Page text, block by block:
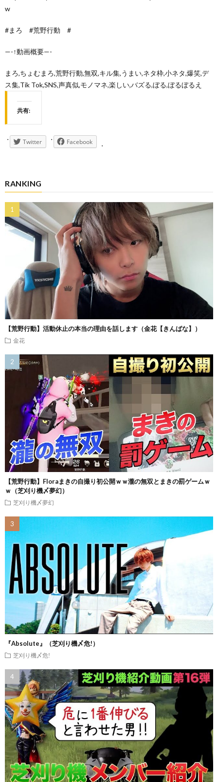
w
#まろ #荒野行動 #
—-↑動画概要—-
まろ,ちょむまろ,荒野行動,無双,キル集,うまい,ネタ枠,小ネタ,爆笑,デ
ス集,Tik Tok,SNS,声真似,モノマネ,楽しい,バズる,ぼる,ぼるぼるえ
共有:
Twitter Facebook
RANKING
【荒野行動】活動休止の本当の理由を話します（金花【きんばな】）
金花
【荒野行動】Floraまきの自撮り初公開ｗｗ瀧の無双とまきの罰ゲームｗ
ｗ（芝刈り機〆夢幻）
芝刈り機〆夢幻
『Absolute』（芝刈り機〆危!）
芝刈り機〆危!